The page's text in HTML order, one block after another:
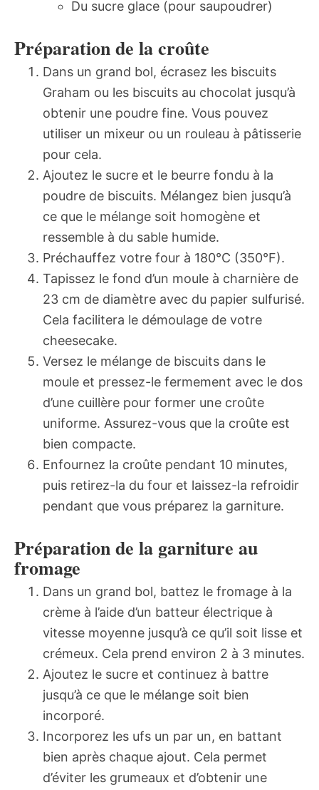
Du sucre glace (pour saupoudrer)
Préparation de la croûte
Dans un grand bol, écrasez les biscuits
Graham ou les biscuits au chocolat jusqu’à
obtenir une poudre fine. Vous pouvez
utiliser un mixeur ou un rouleau à pâtisserie
pour cela.
Ajoutez le sucre et le beurre fondu à la
poudre de biscuits. Mélangez bien jusqu’à
ce que le mélange soit homogène et
ressemble à du sable humide.
Préchauffez votre four à 180°C (350°F).
Tapissez le fond d’un moule à charnière de
23 cm de diamètre avec du papier sulfurisé.
Cela facilitera le démoulage de votre
cheesecake.
Versez le mélange de biscuits dans le
moule et pressez-le fermement avec le dos
d’une cuillère pour former une croûte
uniforme. Assurez-vous que la croûte est
bien compacte.
Enfournez la croûte pendant 10 minutes,
puis retirez-la du four et laissez-la refroidir
pendant que vous préparez la garniture.
Préparation de la garniture au
fromage
Dans un grand bol, battez le fromage à la
crème à l’aide d’un batteur électrique à
vitesse moyenne jusqu’à ce qu’il soit lisse et
crémeux. Cela prend environ 2 à 3 minutes.
Ajoutez le sucre et continuez à battre
jusqu’à ce que le mélange soit bien
incorporé.
Incorporez les ufs un par un, en battant
bien après chaque ajout. Cela permet
d’éviter les grumeaux et d’obtenir une